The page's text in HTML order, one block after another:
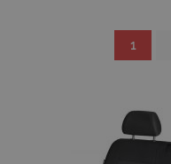
estás
leyendo
1